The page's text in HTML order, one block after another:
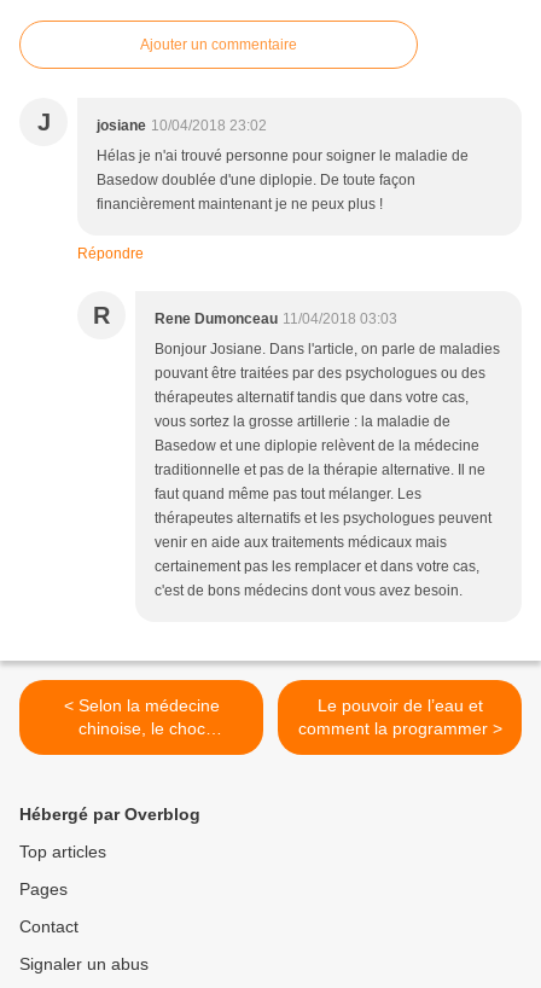
Ajouter un commentaire
J josiane 10/04/2018 23:02
Hélas je n'ai trouvé personne pour soigner le maladie de
Basedow doublée d'une diplopie. De toute façon
financièrement maintenant je ne peux plus !
Répondre
R Rene Dumonceau 11/04/2018 03:03
Bonjour Josiane. Dans l'article, on parle de maladies
pouvant être traitées par des psychologues ou des
thérapeutes alternatif tandis que dans votre cas,
vous sortez la grosse artillerie : la maladie de
Basedow et une diplopie relèvent de la médecine
traditionnelle et pas de la thérapie alternative. Il ne
faut quand même pas tout mélanger. Les
thérapeutes alternatifs et les psychologues peuvent
venir en aide aux traitements médicaux mais
certainement pas les remplacer et dans votre cas,
c'est de bons médecins dont vous avez besoin.
< Selon la médecine
chinoise, le choc
émotionnel serait à l’origine
Le pouvoir de l’eau et
comment la programmer >
Hébergé par Overblog
Top articles
Pages
Contact
Signaler un abus